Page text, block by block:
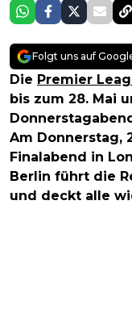
Folgt uns auf
Die Premier
bis zum 28. Mai
Am Donnerstag,
Finalabend in
Berlin führt die
und deckt alle